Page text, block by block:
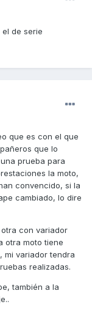
de serie
que es con el que
que lo
prueba para
la moto,
convencido, si la
cambiado, lo dire
con variador
otra moto tiene
mi variador tendra
realizadas.
también a la